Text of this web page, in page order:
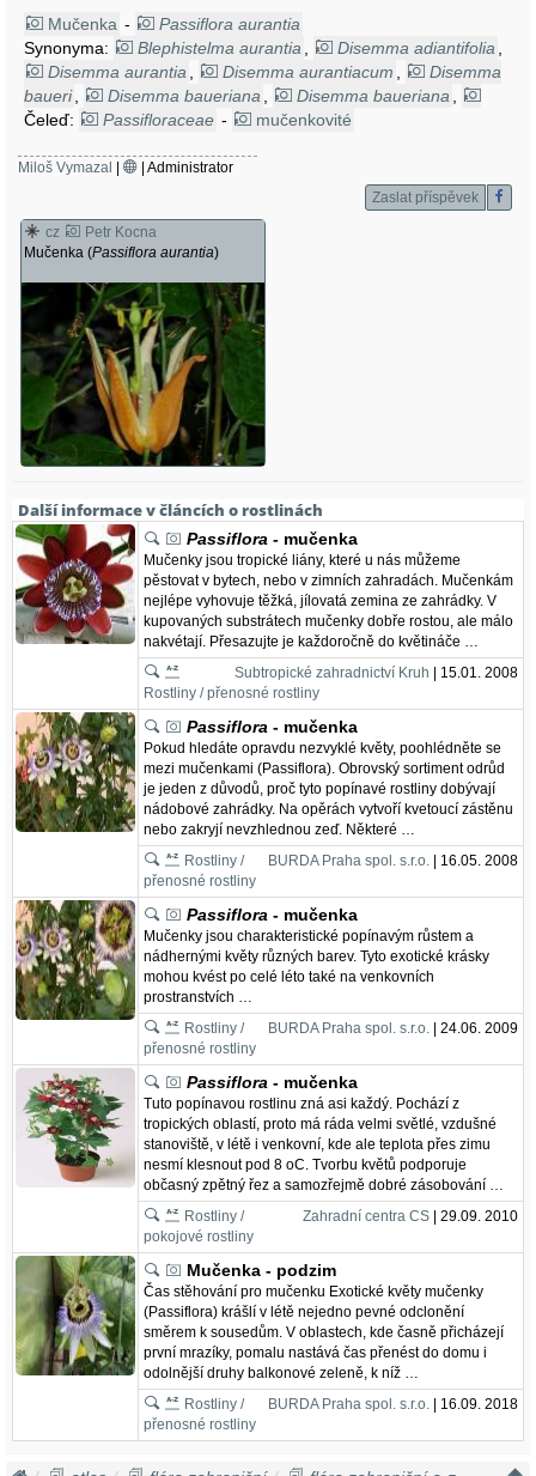
Mučenka -
Passiflora aurantia
Synonyma:
Blephistelma aurantia Disemma adiantifolia
Disemma aurantia
Disemma aurantiacum
Disemma
baueri
Disemma baueriana Disemma baueriana
Disemma brachystephanea , Disemma coccinea
adiantifolia, Murucuia aurantia
,
Passiflora
adiantum, Passiflora aurantia banksii,
Passiflora
banksii, Passiflora banksii
banksiivar. brachystephanea
typica, Passiflora baueriana,
brachystephanea, Passiflora glabra
Passiflora vitiensis
Čeleď: Passifloraceae - mučenkovité
Miloš Vymazal
| Administrator
Zaslat příspěvek
cz
Petr Kocna
Mučenka (Passiflora aurantia)
Další informace v článcích o rostlinách
Passiflora - mučenka
Mučenky jsou tropické liány, které u nás můžeme
pěstovat v bytech, nebo v zimních zahradách. Mučenkám
nejlépe vyhovuje těžká, jílovatá zemina ze zahrádky. V
kupovaných substrátech mučenky dobře rostou, ale málo
nakvétají. Přesazujte je každoročně do květináče …
Subtropické zahradnictví Kruh | 15.01. 2008
Rostliny / přenosné rostliny
Passiflora - mučenka
Pokud hledáte opravdu nezvyklé květy, poohlédněte se
mezi mučenkami (Passiflora). Obrovský sortiment odrůd
je jeden z důvodů, proč tyto popínavé rostliny dobývají
nádobové zahrádky. Na opěrách vytvoří kvetoucí zástěnu
nebo zakryjí nevzhlednou zeď. Některé …
BURDA Praha spol. s.r.o. | 16.05. 2008
Rostliny /
přenosné rostliny
Passiflora - mučenka
Mučenky jsou charakteristické popínavým růstem a
nádhernými květy různých barev. Tyto exotické krásky
mohou kvést po celé léto také na venkovních
prostranstvích …
BURDA Praha spol. s.r.o. | 24.06. 2009
Rostliny /
přenosné rostliny
Passiflora - mučenka
Tuto popínavou rostlinu zná asi každý. Pochází z
tropických oblastí, proto má ráda velmi světlé, vzdušné
stanoviště, v létě i venkovní, kde ale teplota přes zimu
nesmí klesnout pod 8 oC. Tvorbu květů podporuje
občasný zpětný řez a samozřejmě dobré zásobování …
Zahradní centra CS | 29.09. 2010
Rostliny /
pokojové rostliny
Mučenka - podzim
Čas stěhování pro mučenku Exotické květy mučenky
(Passiflora) krášlí v létě nejedno pevné odclonění
směrem k sousedům. V oblastech, kde časně přicházejí
první mrazíky, pomalu nastává čas přenést do domu i
odolnější druhy balkonové zeleně, k níž …
BURDA Praha spol. s.r.o. | 16.09. 2018
Rostliny /
přenosné rostliny